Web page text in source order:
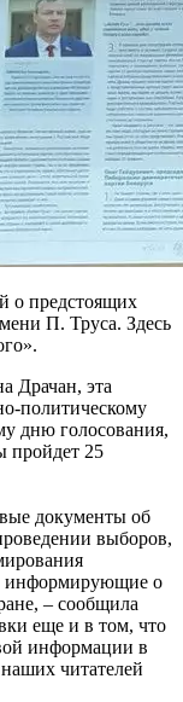
о предстоящих
П. Труса. Здесь
Драчан, эта
политическому
дню голосования,
пройдет 25
документы об
выборов,
информирующие о
– сообщила
еще и в том, что
информации в
читателей